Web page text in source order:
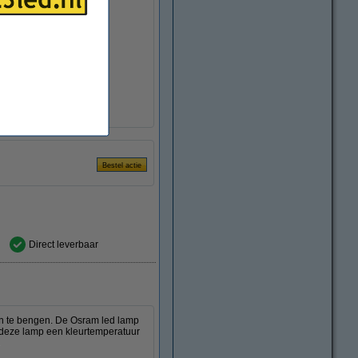
Direct leverbaar
te bengen. De Osram led lamp
lamp een kleurtemperatuur